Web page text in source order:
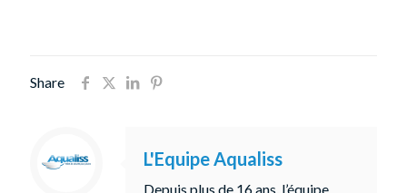
Share
L'Equipe Aqualiss
Depuis plus de 16 ans, l’équipe